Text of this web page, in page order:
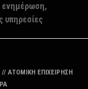
ενημέρωση,
υπηρεσίες
ΑΤΟΜΙΚΗ ΕΠΙΧΕΙΡΗΣΗ